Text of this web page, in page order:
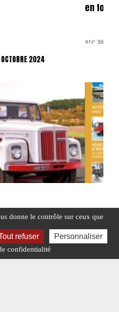
en
#N° 386
2024
2024 –
Mag
Charge
donne le contrôle sur ceux que
refuser Personnaliser
confidentialité